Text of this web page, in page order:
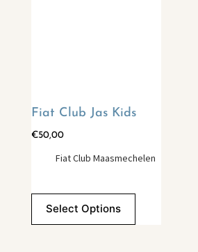
Fiat Club Jas Kids
€50,00
Fiat Club Maasmechelen
Select Options